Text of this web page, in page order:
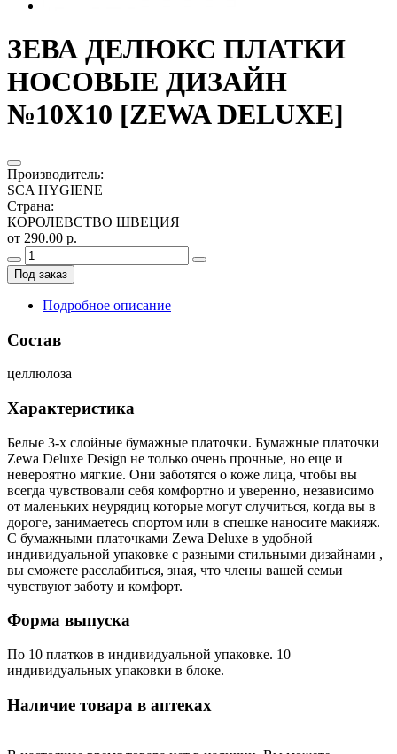
ЗЕВА ДЕЛЮКС ПЛАТКИ
НОСОВЫЕ ДИЗАЙН
№10Х10 [ZEWA DELUXE]
Производитель:
SCA HYGIENE
Страна:
КОРОЛЕВСТВО ШВЕЦИЯ
от 290.00 р.
Под заказ
Подробное описание
Состав
целлюлоза
Характеристика
Белые 3-х слойные бумажные платочки. Бумажные платочки
Zewa Deluxe Design не только очень прочные, но еще и
невероятно мягкие. Они заботятся о коже лица, чтобы вы
всегда чувствовали себя комфортно и уверенно, независимо
от маленьких неурядиц которые могут случиться, когда вы в
дороге, занимаетесь спортом или в спешке наносите макияж.
С бумажными платочками Zewa Deluxe в удобной
индивидуальной упаковке с разными стильными дизайнами ,
вы сможете расслабиться, зная, что члены вашей семьи
чувствуют заботу и комфорт.
Форма выпуска
По 10 платков в индивидуальной упаковке. 10
индивидуальных упаковки в блоке.
Наличие товара в аптеках